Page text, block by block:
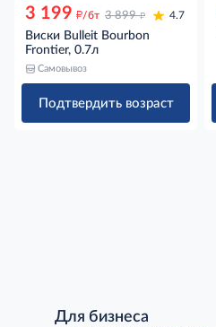
3 199 д/бт 3 899 д 4.7
Виски Bulleit Bourbon
Frontier, 0.7л
Самовывоз
Подтвердить возраст
Для бизнеса